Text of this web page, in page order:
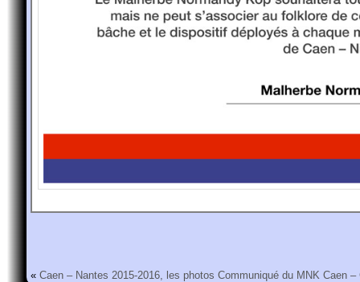
« Caen – Nantes 2015-2016, les photos Communiqué du MNK Caen –